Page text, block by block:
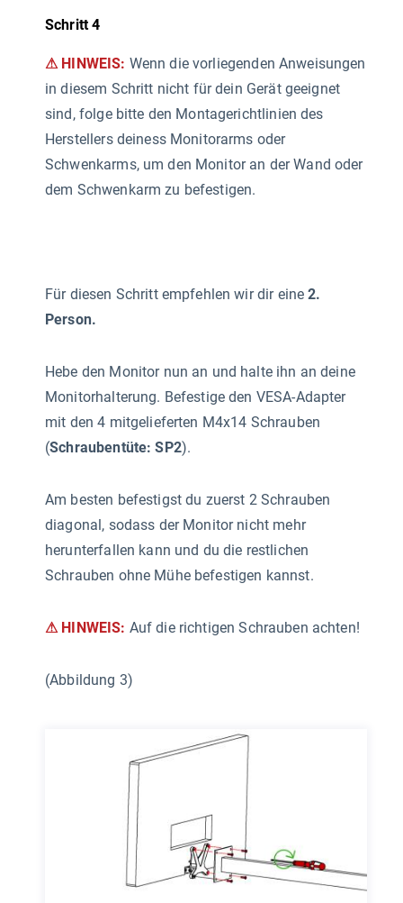
Schritt 4
⚠ HINWEIS: Wenn die vorliegenden Anweisungen
in diesem Schritt nicht für dein Gerät geeignet
sind, folge bitte den Montagerichtlinien des
Herstellers deiness Monitorarms oder
Schwenkarms, um den Monitor an der Wand oder
dem Schwenkarm zu befestigen.
Für diesen Schritt empfehlen wir dir eine2.
Person.
Hebe den Monitor nun an und halte ihn an deine
Monitorhalterung. Befestige den VESA-Adapter
mit den 4 mitgelieferten M4x14 Schrauben
(Schraubentüte: SP2).
Am besten befestigst du zuerst 2 Schrauben
diagonal, sodass der Monitor nicht mehr
herunterfallen kann und du die restlichen
Schrauben ohne Mühe befestigen kannst.
⚠ HINWEIS: Auf die richtigen Schrauben achten!
(Abbildung 3)